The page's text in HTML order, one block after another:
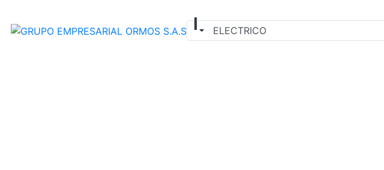
Seleccionar tipo de búsqueda